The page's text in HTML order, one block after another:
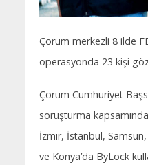
Çorum merkezli 8 ilde
operasyonda 23 kişi
Çorum Cumhuriyet
soruşturma
İzmir, İstanbul,
ve Konya’da ByLock